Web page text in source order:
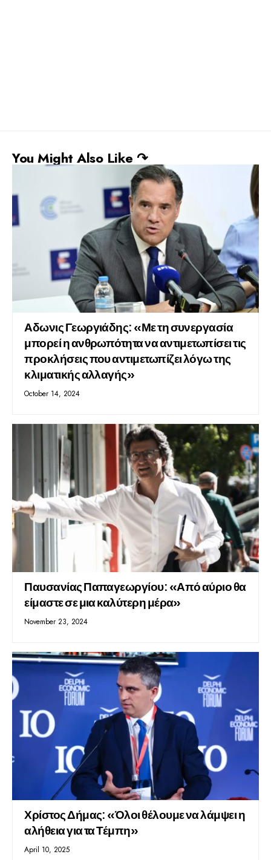
You Might Also Like ↷
Αδωνις Γεωργιάδης: «Με τη συνεργασία
μπορεί η ανθρωπότητα να αντιμετωπίσει τις
προκλήσεις που αντιμετωπίζει λόγω της
κλιματικής αλλαγής»
October 14, 2024
Παυσανίας Παπαγεωργίου: «Από αύριο θα
είμαστε σε μια καλύτερη μέρα»
November 23, 2024
Χρίστος Δήμας: «Όλοι θέλουμε να λάμψει η
αλήθεια για τα Τέμπη»
April 10, 2025